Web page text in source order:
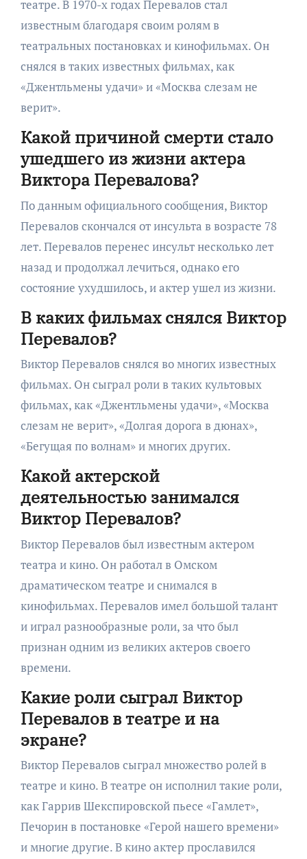
театре. В 1970-х годах Перевалов стал
известным благодаря своим ролям в
театральных постановках и кинофильмах. Он
снялся в таких известных фильмах, как
«Джентльмены удачи» и «Москва слезам не
верит».
Какой причиной смерти стало
ушедшего из жизни актера
Виктора Перевалова?
По данным официального сообщения, Виктор
Перевалов скончался от инсульта в возрасте 78
лет. Перевалов перенес инсульт несколько лет
назад и продолжал лечиться, однако его
состояние ухудшилось, и актер ушел из жизни.
В каких фильмах снялся Виктор
Перевалов?
Виктор Перевалов снялся во многих известных
фильмах. Он сыграл роли в таких культовых
фильмах, как «Джентльмены удачи», «Москва
слезам не верит», «Долгая дорога в дюнах»,
«Бегущая по волнам» и многих других.
Какой актерской
деятельностью занимался
Виктор Перевалов?
Виктор Перевалов был известным актером
театра и кино. Он работал в Омском
драматическом театре и снимался в
кинофильмах. Перевалов имел большой талант
и играл разнообразные роли, за что был
признан одним из великих актеров своего
времени.
Какие роли сыграл Виктор
Перевалов в театре и на
экране?
Виктор Перевалов сыграл множество ролей в
театре и кино. В театре он исполнил такие роли,
как Гаррив Шекспировской пьесе «Гамлет»,
Печорин в постановке «Герой нашего времени»
и многие другие. В кино актер прославился